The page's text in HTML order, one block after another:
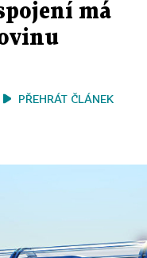
má
PŘEHRÁT ČLÁNEK